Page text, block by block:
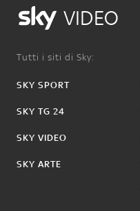
VIDEO
Tutti i siti di Sky:
SKY SPORT
SKY TG 24
SKY VIDEO
SKY ARTE